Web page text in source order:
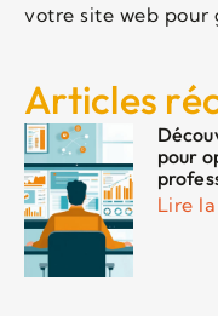
votre site web pour
Articles
pour
Lire